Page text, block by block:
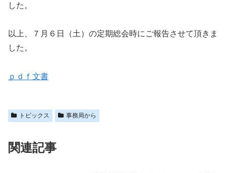
した。
以上、７月６日（土）の定期総会時にご報告させて頂きま
した。
ｐｄｆ文書
トピックス 事務局から
関連記事